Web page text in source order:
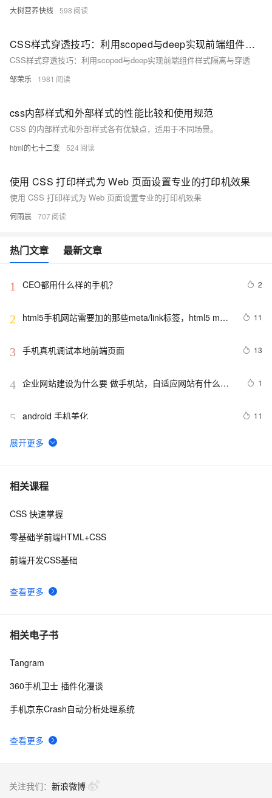
大树营养快线 598
CSS样式穿透技巧：利用scoped与deep实现前端组件样式隔离与穿透
CSS样式穿透技巧：利用scoped与deep实现前端组件样式隔离与穿透
邹荣乐 1981
css内部样式和外部样式的性能比较和使用规范
CSS 的内部样式和外部样式各有优缺点，适用于不同场景。
html的七十二变 524
使用 CSS 打印样式为 Web 页面设置专业的打印机效果
使用 CSS 打印样式为 Web 页面设置专业的打印机效果
何雨晨 707
热门文章 最新文章
1 CEO都用什么样的手机？ 2
2
html5手机网站需要加的那些meta/link标签，html5 meta
11
3 手机真机调试本地前端页面 13
4 企业网站建设为什么要 做手机站，自适应网站有什么优
1
5 android 手机美化 11
6
电话号码正则表达式 代码 javascript+html,JS正则表达
7 手机淘宝短视频业务「哇哦视频」迁移上 FaaS 笔记公开
8 华为领衔，“5G+摄像头”拿下双影帝，多家国产手机凭借
应芯片
相关课程
查看更多
CSS 快速掌握
零基础学前端HTML+CSS
前端开发CSS基础
相关电子书
查看更多
Tangram
360手机卫士 插件化漫谈
手机京东Crash自动分析处理系统
关注我们： 新浪微博